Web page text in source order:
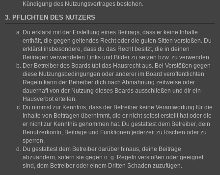
Kündigung des Nutzungsvertrages bestehen.
3. PFLICHTEN DES NUTZERS
Du erklärst mit der Erstellung eines Beitrags, dass er keine Inhalte
enthält, die gegen geltendes Recht oder die guten Sitten verstoßen. Du
erklärst insbesondere, dass du das Recht besitzt, die in deinen
Beiträgen verwendeten Links und Bilder zu setzen bzw. zu verwenden.
Der Betreiber des Boards übt das Hausrecht aus. Bei Verstößen gegen
diese Nutzungsbedingungen oder anderer im Board veröffentlichten
Regeln kann der Betreiber dich nach Abmahnung zeitweise oder
dauerhaft von der Nutzung dieses Boards ausschließen und dir ein
Hausverbot erteilen.
Du nimmst zur Kenntnis, dass der Betreiber keine Verantwortung für die
Inhalte von Beiträgen übernimmt, die er nicht selbst erstellt hat oder die
er nicht zur Kenntnis genommen hat. Du gestattest dem Betreiber, dein
Benutzerkonto, Beiträge und Funktionen jederzeit zu löschen oder zu
sperren.
Du gestattest dem Betreiber darüber hinaus, deine Beiträge
abzuändern, sofern sie gegen o. g. Regeln verstoßen oder geeignet
sind, dem Betreiber oder einem Dritten Schaden zuzufügen.